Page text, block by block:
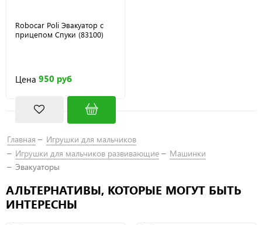
Robocar Poli Эвакуатор с
прицепом Спуки (83100)
Цена 950 руб
Главная
Игрушки для мальчиков
Игрушки для мальчиков развивающие
Машинки
Эвакуаторы
АЛЬТЕРНАТИВЫ, КОТОРЫЕ МОГУТ БЫТЬ
ИНТЕРЕСНЫ